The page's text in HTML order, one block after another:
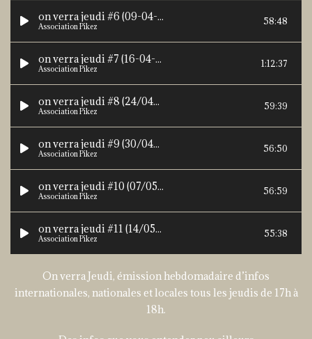
58:48
on verra jeudi #6 (09-04-2020)
Association Pikez
1:12:37
on verra jeudi #7 (16-04-2020)
Association Pikez
59:39
on verra jeudi #8 (24/04/2020)
Association Pikez
56:50
on verra jeudi #9 (30/04/2020)
Association Pikez
56:59
on verra jeudi #10 (07/05/2020)
Association Pikez
55:38
on verra jeudi #11 (14/05/2020)
Association Pikez
On verra Jeudi, émission hebdomadaire d’infos
internationales, nationales et locales tous les jeudis de 17h à
18h.